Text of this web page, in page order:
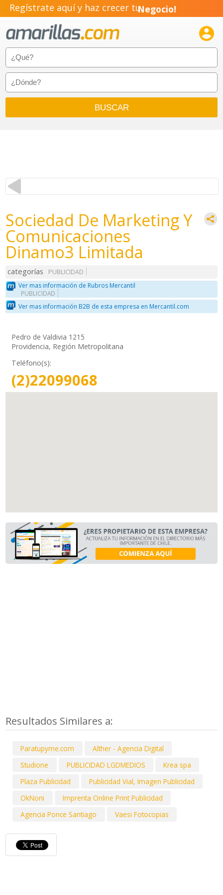
Regístrate aquí y haz crecer tuNegocio!
Emprendimiento!

Sociedad De Marketing Y
Comunicaciones
Dinamo3 Limitada
categorías
PUBLICIDAD
Ver mas información de Rubros Mercantil
PUBLICIDAD
Ver mas información B2B de esta empresa en Mercantil.com
Pedro de Valdivia 1215
Providencia, Región Metropolitana
Teléfono(s):
(2)22099068
Resultados Similares a:
Paratupyme.com
Alther - Agencia Digital
Studione
PUBLICIDAD LGDMEDIOS
Krea spa
Plaza Publicidad
Publicidad Vial, Imagen Publicidad
OkNoni
Imprenta Online Print Publicidad
Agencia Ponce Santiago
Vaesi Fotocopias